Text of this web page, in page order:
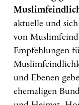
aktuelle und
von
Empfehlungen
und Ebenen
ehemaligen